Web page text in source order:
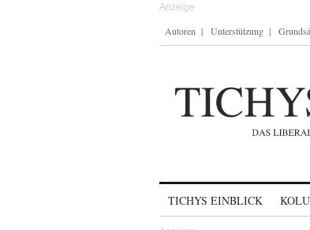
Autoren Unterstützung
TICHYS EINBLICK